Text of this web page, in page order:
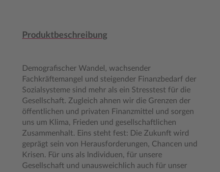
Produktbeschreibung
Demografischer Wandel, wachsender
Fachkräftemangel und steigender Finanzbedarf der
Sozialsysteme sind mehr als ein Stresstest für die
Gesellschaft. Zugleich ahnen wir die Grenzen der
öffentlichen und privaten Finanzmittel und sorgen
uns um Klima, Frieden und gesellschaftlichen
Zusammenhalt. Eins steht fest: Die Zukunft wird
geprägt sein von Herausforderungen, Chancen und
Krisen. Für uns als Individuen, für unsere
Gesellschaft und unausweichlich auch für unser